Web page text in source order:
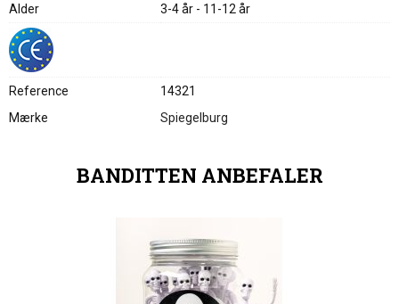
Alder
3-4 år - 11-12 år
Reference
14321
Mærke
Spiegelburg
BANDITTEN ANBEFALER